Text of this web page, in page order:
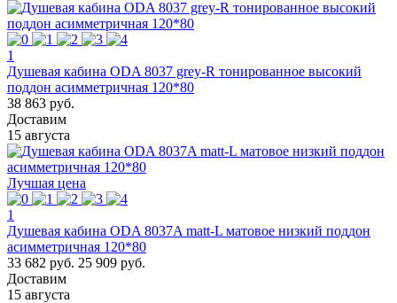
1
Душевая кабина ODA 8037 grey-R тонированное высокий
поддон асимметричная 120*80
38 863 руб.
Доставим
15 августа
Лучшая цена
1
Душевая кабина ODA 8037A matt-L матовое низкий поддон
асимметричная 120*80
33 682 руб. 25 909 руб.
Доставим
15 августа